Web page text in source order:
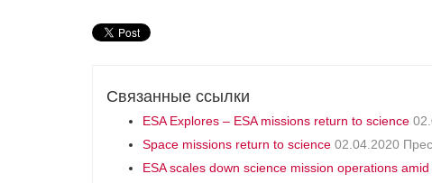
Связанные ссылки
ESA Explores – ESA missions return to science
Space missions return to science 02.04.2020
ESA scales down science mission operations amid